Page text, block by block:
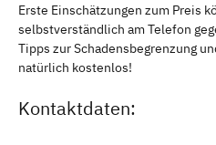
Erste Einschätzungen zum Preis
selbstverständlich am Telefon
Tipps zur Schadensbegrenzung
natürlich kostenlos!
Kontaktdaten: